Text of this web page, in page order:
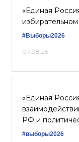
«Единая
#Выборы2026
07.08.26
«Единая
РФ и
#выборы2026